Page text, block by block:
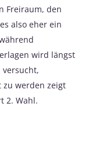
Freiraum, den
also eher ein
wird längst
zu werden zeigt
2. Wahl.